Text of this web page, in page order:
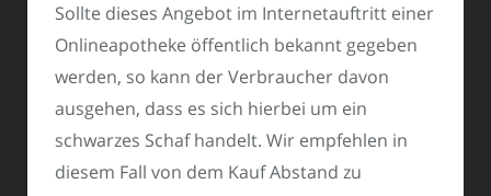
Sollte dieses Angebot im Internetauftritt einer
Onlineapotheke öffentlich bekannt gegeben
werden, so kann der Verbraucher davon
ausgehen, dass es sich hierbei um ein
schwarzes Schaf handelt. Wir empfehlen in
diesem Fall von dem Kauf Abstand zu